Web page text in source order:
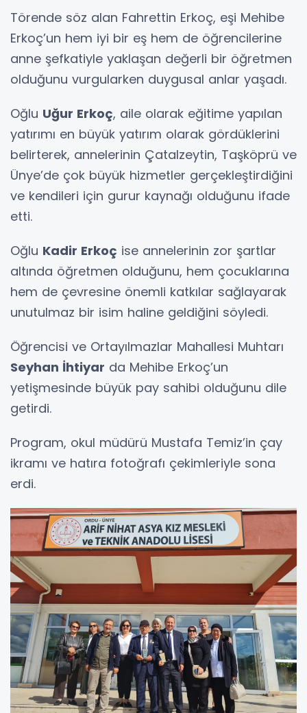
Törende söz alan Fahrettin Erkoç, eşi Mehibe
Erkoç’un hem iyi bir eş hem de öğrencilerine
anne şefkatiyle yaklaşan değerli bir öğretmen
olduğunu vurgularken duygusal anlar yaşadı.
Oğlu Uğur Erkoç, aile olarak eğitime yapılan
yatırımı en büyük yatırım olarak gördüklerini
belirterek, annelerinin Çatalzeytin, Taşköprü ve
Ünye’de çok büyük hizmetler gerçekleştirdiğini
ve kendileri için gurur kaynağı olduğunu ifade
etti.
Oğlu Kadir Erkoç ise annelerinin zor şartlar
altında öğretmen olduğunu, hem çocuklarına
hem de çevresine önemli katkılar sağlayarak
unutulmaz bir isim haline geldiğini söyledi.
Öğrencisi ve Ortayılmazlar Mahallesi Muhtarı
Seyhan İhtiyar da Mehibe Erkoç’un
yetişmesinde büyük pay sahibi olduğunu dile
getirdi.
Program, okul müdürü Mustafa Temiz’in çay
ikramı ve hatıra fotoğrafı çekimleriyle sona
erdi.